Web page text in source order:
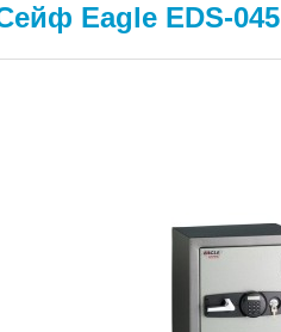
Eagle EDS-045